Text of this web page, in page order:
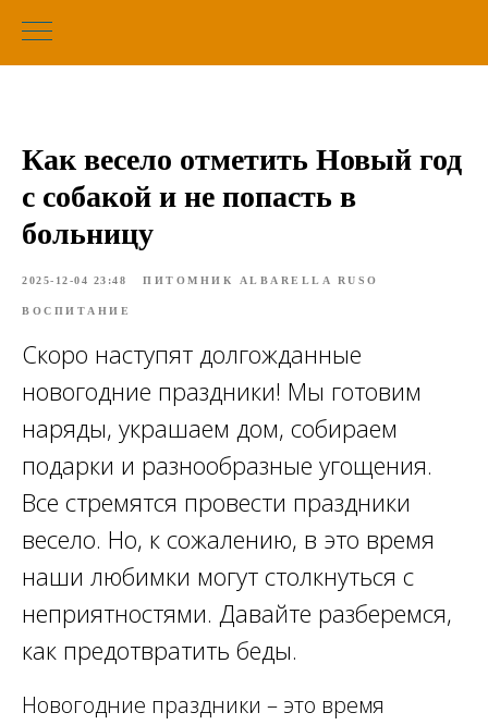
Как весело отметить Новый год
с собакой и не попасть в
больницу
2025-12-04 23:48 ПИТОМНИК ALBARELLA RUSO
ВОСПИТАНИЕ
Скоро наступят долгожданные
новогодние праздники! Мы готовим
наряды, украшаем дом, собираем
подарки и разнообразные угощения.
Все стремятся провести праздники
весело. Но, к сожалению, в это время
наши любимки могут столкнуться с
неприятностями. Давайте разберемся,
как предотвратить беды.
Новогодние праздники – это время